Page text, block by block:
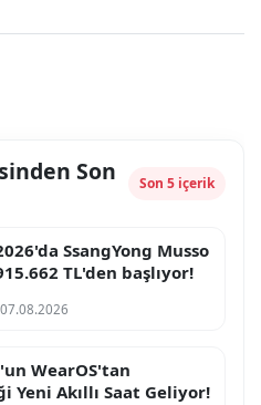
Son
Son 5 içerik
SsangYong Musso
TL'den başlıyor!
07.08.2026
WearOS'tan
Yeni Akıllı Saat Geliyor!